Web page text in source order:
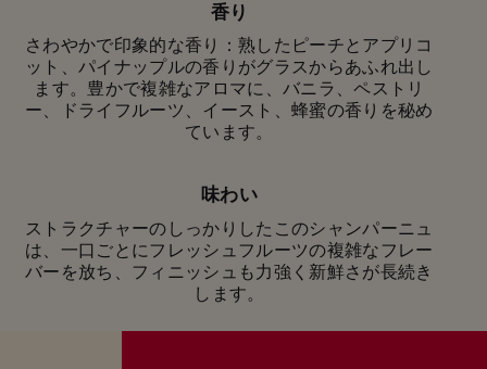
ク樽で熟成され、一層香り豊かな複雑さを生み出し
ています。
記念日のお祝いや、友人とのちょっとした集まり
に、マム グラン コルドンの抜群にフレッシュな味
わいが、記憶に残る大切な時間をさらに輝かしいも
のにしてくれます。
香り
さわやかで印象的な香り：熟したピーチとアプリコ
ット、パイナップルの香りがグラスからあふれ出し
ます。豊かで複雑なアロマに、バニラ、ペストリ
ー、ドライフルーツ、イースト、蜂蜜の香りを秘め
ています。
味わい
ストラクチャーのしっかりしたこのシャンパーニュ
は、一口ごとにフレッシュフルーツの複雑なフレー
バーを放ち、フィニッシュも力強く新鮮さが長続き
します。